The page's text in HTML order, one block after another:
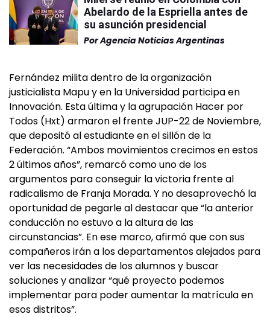
Abelardo de la Espriella antes de
su asunción presidencial
PorAgencia Noticias Argentinas
Fernández milita dentro de la organización
justicialista Mapu y en la Universidad participa en
Innovación. Esta última y la agrupación Hacer por
Todos (Hxt) armaron el frente JUP-22 de Noviembre,
que depositó al estudiante en el sillón de la
Federación. “Ambos movimientos crecimos en estos
2 últimos años”, remarcó como uno de los
argumentos para conseguir la victoria frente al
radicalismo de Franja Morada. Y no desaprovechó la
oportunidad de pegarle al destacar que “la anterior
conducción no estuvo a la altura de las
circunstancias”. En ese marco, afirmó que con sus
compañeros irán a los departamentos alejados para
ver las necesidades de los alumnos y buscar
soluciones y analizar “qué proyecto podemos
implementar para poder aumentar la matrícula en
esos distritos”.